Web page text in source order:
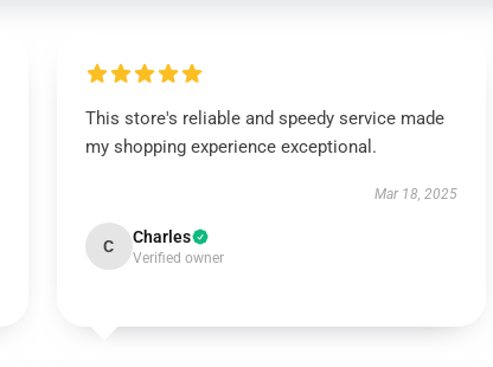
This store's reliable and speedy service made
my shopping experience exceptional.
Mar 18, 2025
C Charles
Verified owner